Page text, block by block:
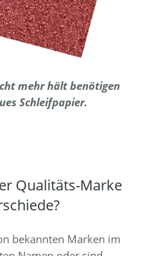
mehr hält benötigen
Schleifpapier.
Qualitäts-Marke
bekannten Marken im